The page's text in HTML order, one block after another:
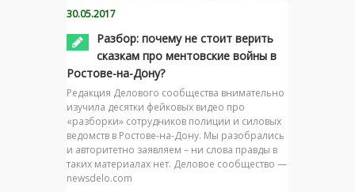
30.05.2017
Разбор: почему не стоит верить
сказкам про ментовские войны в
Ростове-на-Дону?
Редакция Делового сообщества внимательно
изучила десятки фейковых видео про
«разборки» сотрудников полиции и силовых
ведомств в Ростове-на-Дону. Мы разобрались
и авторитетно заявляем – ни слова правды в
таких материалах нет. Деловое сообщество —
newsdelo.com